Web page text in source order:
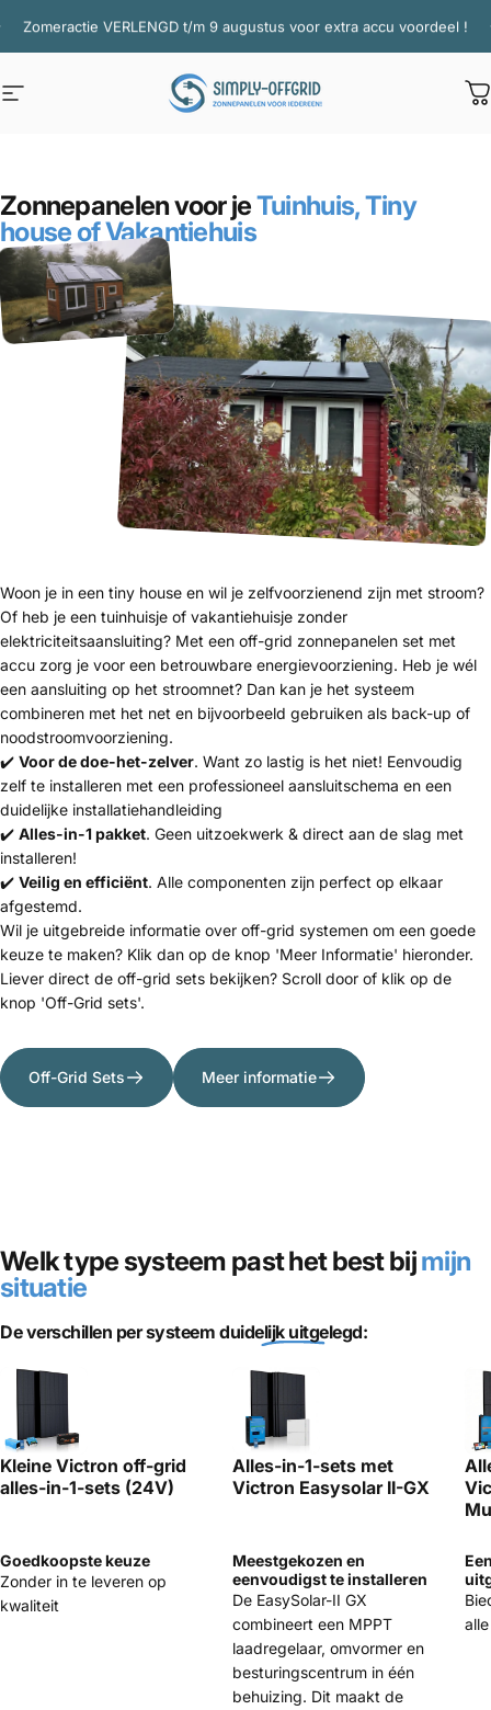
Zomeractie VERLENGD t/m 9 augustus voor extra accu voordeel !
Site navigatie Simply Offgrid
Zonnepanelen voor jeTuinhuis, Tiny
house of Vakantiehuis
Woon je in een tiny house en wil je zelfvoorzienend zijn met stroom?
Of heb je een tuinhuisje of vakantiehuisje zonder
elektriciteitsaansluiting? Met een off-grid zonnepanelen set met
accu zorg je voor een betrouwbare energievoorziening. Heb je wél
een aansluiting op het stroomnet? Dan kan je het systeem
combineren met het net en bijvoorbeeld gebruiken als back-up of
noodstroomvoorziening.
✔️ Voor de doe-het-zelver. Want zo lastig is het niet! Eenvoudig
zelf te installeren met een professioneel aansluitschema en een
duidelijke installatiehandleiding
✔️ Alles-in-1 pakket. Geen uitzoekwerk & direct aan de slag met
installeren!
✔️ Veilig en efficiënt. Alle componenten zijn perfect op elkaar
afgestemd.
Wil je uitgebreide informatie over off-grid systemen om een goede
keuze te maken? Klik dan op de knop 'Meer Informatie' hieronder.
Liever direct de off-grid sets bekijken? Scroll door of klik op de
knop 'Off-Grid sets'.
Off-Grid Sets Meer informatie
Welk type systeem past het best bijmijn
situatie
De verschillen per systeemduidelijk uitgelegd:
Kleine Victron off-grid
alles-in-1-sets (24V)
Alles-in-1-sets met
Victron Easysolar II-GX
Goedkoopste keuze
Zonder in te leveren op
kwaliteit
Meestgekozen en
eenvoudigst te installeren
De EasySolar-II GX
combineert een MPPT
laadregelaar, omvormer en
besturingscentrum in één
behuizing. Dit maakt de